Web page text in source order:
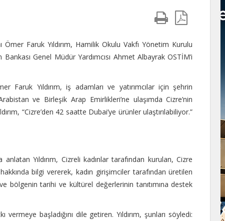
Faruk Yıldırım, Hamilik Okulu Vakfı Yönetim Kurulu
Genel Müdür Yardımcısı Ahmet Albayrak OSTİM’i
Faruk Yıldırım, iş adamları ve yatırımcılar için şehrin
ve Birleşik Arap Emirlikleri’ne ulaşımda Cizre’nin
“Cizre’den 42 saatte Dubai’ye ürünler ulaştırılabiliyor.”
anlatan Yıldırım, Cizreli kadınlar tarafından kurulan, Cizre
bilgi vererek, kadın girişimciler tarafından üretilen
bölgenin tarihi ve kültürel değerlerinin tanıtımına destek
vermeye başladığını dile getiren. Yıldırım, şunları söyledi: